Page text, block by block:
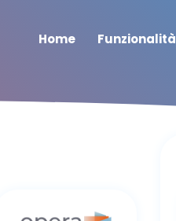
Home Funzionalità